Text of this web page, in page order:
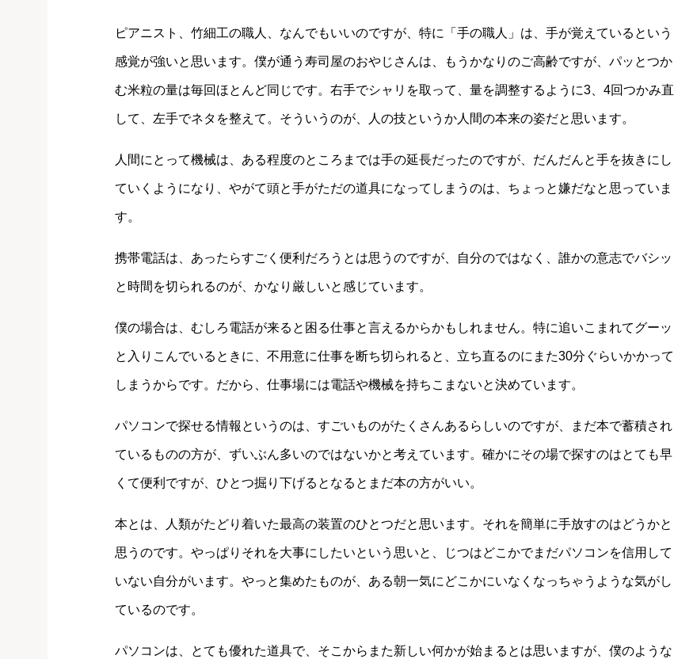
ピアニスト、竹細工の職人、なんでもいいのですが、特に「手の職人」は、手が覚えているという
感覚が強いと思います。僕が通う寿司屋のおやじさんは、もうかなりのご高齢ですが、パッとつか
む米粒の量は毎回ほとんど同じです。右手でシャリを取って、量を調整するように3、4回つかみ直
して、左手でネタを整えて。そういうのが、人の技というか人間の本来の姿だと思います。
人間にとって機械は、ある程度のところまでは手の延長だったのですが、だんだんと手を抜きにし
ていくようになり、やがて頭と手がただの道具になってしまうのは、ちょっと嫌だなと思っていま
す。
携帯電話は、あったらすごく便利だろうとは思うのですが、自分のではなく、誰かの意志でバシッ
と時間を切られるのが、かなり厳しいと感じています。
僕の場合は、むしろ電話が来ると困る仕事と言えるからかもしれません。特に追いこまれてグーッ
と入りこんでいるときに、不用意に仕事を断ち切られると、立ち直るのにまた30分ぐらいかかって
しまうからです。だから、仕事場には電話や機械を持ちこまないと決めています。
パソコンで探せる情報というのは、すごいものがたくさんあるらしいのですが、まだ本で蓄積され
ているものの方が、ずいぶん多いのではないかと考えています。確かにその場で探すのはとても早
くて便利ですが、ひとつ掘り下げるとなるとまだ本の方がいい。
本とは、人類がたどり着いた最高の装置のひとつだと思います。それを簡単に手放すのはどうかと
思うのです。やっぱりそれを大事にしたいという思いと、じつはどこかでまだパソコンを信用して
いない自分がいます。やっと集めたものが、ある朝一気にどこかにいなくなっちゃうような気がし
ているのです。
パソコンは、とても優れた道具で、そこからまた新しい何かが始まるとは思いますが、僕のような